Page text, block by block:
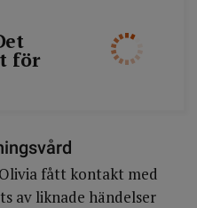
för
fått kontakt med
av liknade händelser